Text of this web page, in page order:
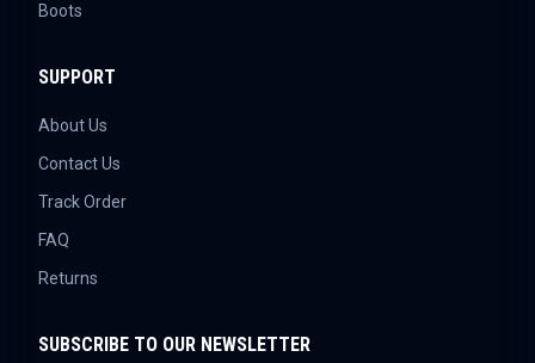
Boots
SUPPORT
About Us
Contact Us
Track Order
FAQ
Returns
SUBSCRIBE TO OUR NEWSLETTER